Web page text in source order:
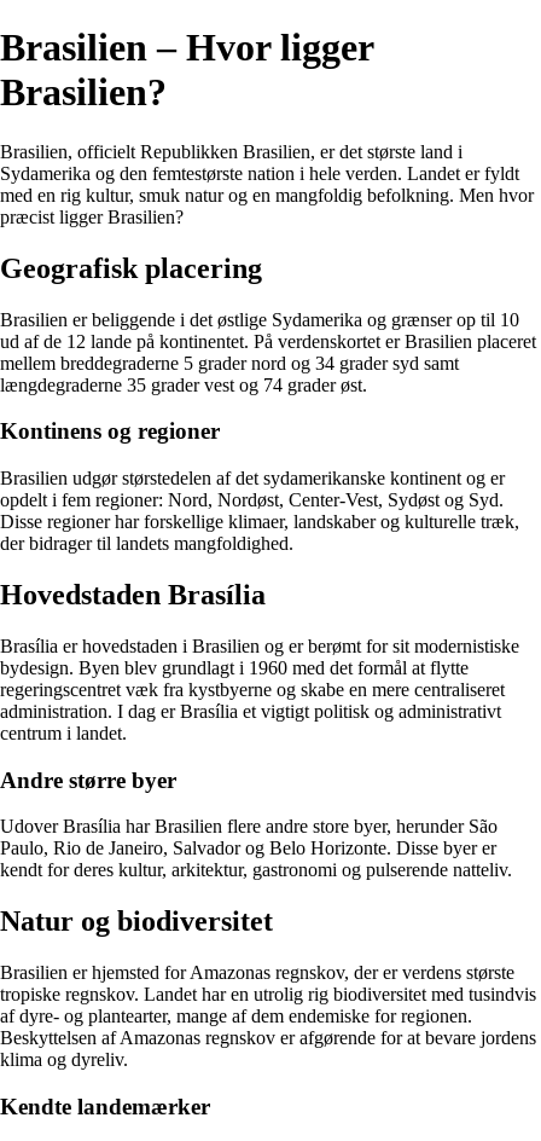
Brasilien – Hvor ligger
Brasilien?
Brasilien, officielt Republikken Brasilien, er det største land i
Sydamerika og den femtestørste nation i hele verden. Landet er fyldt
med en rig kultur, smuk natur og en mangfoldig befolkning. Men hvor
præcist ligger Brasilien?
Geografisk placering
Brasilien er beliggende i det østlige Sydamerika og grænser op til 10
ud af de 12 lande på kontinentet. På verdenskortet er Brasilien placeret
mellem breddegraderne 5 grader nord og 34 grader syd samt
længdegraderne 35 grader vest og 74 grader øst.
Kontinens og regioner
Brasilien udgør størstedelen af det sydamerikanske kontinent og er
opdelt i fem regioner: Nord, Nordøst, Center-Vest, Sydøst og Syd.
Disse regioner har forskellige klimaer, landskaber og kulturelle træk,
der bidrager til landets mangfoldighed.
Hovedstaden Brasília
Brasília er hovedstaden i Brasilien og er berømt for sit modernistiske
bydesign. Byen blev grundlagt i 1960 med det formål at flytte
regeringscentret væk fra kystbyerne og skabe en mere centraliseret
administration. I dag er Brasília et vigtigt politisk og administrativt
centrum i landet.
Andre større byer
Udover Brasília har Brasilien flere andre store byer, herunder São
Paulo, Rio de Janeiro, Salvador og Belo Horizonte. Disse byer er
kendt for deres kultur, arkitektur, gastronomi og pulserende natteliv.
Natur og biodiversitet
Brasilien er hjemsted for Amazonas regnskov, der er verdens største
tropiske regnskov. Landet har en utrolig rig biodiversitet med tusindvis
af dyre- og plantearter, mange af dem endemiske for regionen.
Beskyttelsen af Amazonas regnskov er afgørende for at bevare jordens
klima og dyreliv.
Kendte landemærker